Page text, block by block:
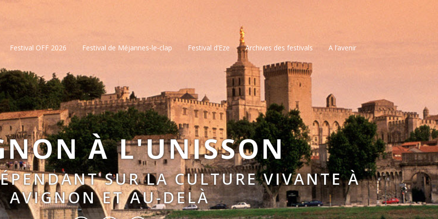
Festival OFF 2026 Festival de Méjannes-le-clap Festival d’Eze Archives des festivals A l’avenir
À L'UNISSON
SUR LA CULTURE VIVANTE À
AVIGNON ET AU-DELÀ